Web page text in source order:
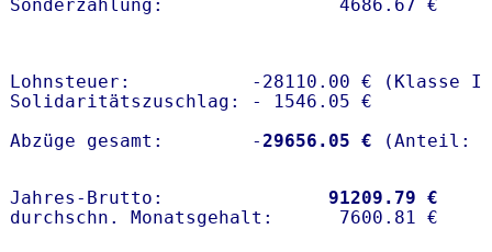
Lohnsteuer:           -28110.00 € (Klasse I)
Solidaritätszuschlag: - 1546.05 €
Abzüge gesamt:        -29656.05 €
Jahres-Brutto: 91209.79 €